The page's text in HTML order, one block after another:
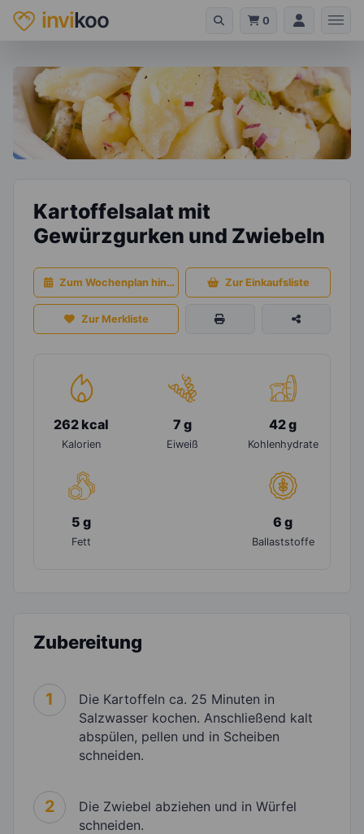
invikoo 0
Kartoffelsalat mit
Gewürzgurken und Zwiebeln
Zum Wochenplan hinzufügen Zur Einkaufsliste
Zur Merkliste
262 kcal
Kalorien
7 g
Eiweiß
42 g
Kohlenhydrate
5 g
Fett
6 g
Ballaststoffe
Zubereitung
1
Die Kartoffeln ca. 25 Minuten in
Salzwasser kochen. Anschließend kalt
abspülen, pellen und in Scheiben
schneiden.
2
Die Zwiebel abziehen und in Würfel
schneiden.